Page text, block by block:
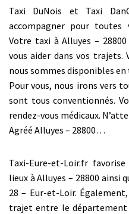
Taxi DuNois et Taxi
accompagner pour toutes
Votre taxi à Alluyes –
vous aider dans vos trajets.
nous sommes disponibles
Pour vous, nous irons vers
sont tous conventionnés.
rendez-vous médicaux.
Agréé Alluyes – 28800…
Taxi-Eure-et-Loir.fr
lieux à Alluyes – 28800 ainsi
28 – Eur-et-Loir.
trajet entre le département